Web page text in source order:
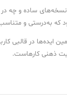
ساده و چه در
که به‌درستی و
ایده‌ها در قالبی
ذهنی کارهاست.